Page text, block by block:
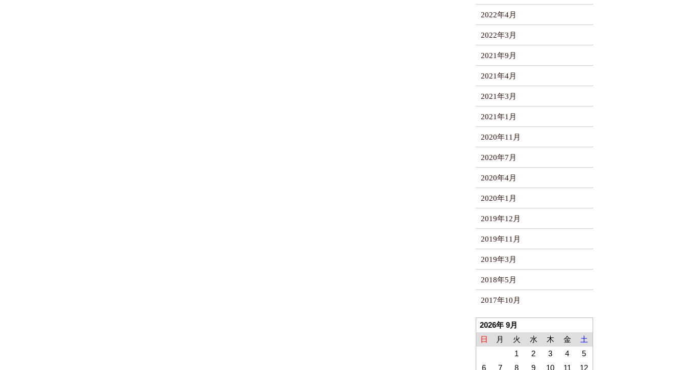
2022年4月
2022年3月
2021年9月
2021年4月
2021年3月
2021年1月
2020年11月
2020年7月
2020年4月
2020年1月
2019年12月
2019年11月
2019年3月
2018年5月
2017年10月
2026年 9月
日
月 火 水 木 金
土
1
2 3 4
5
6
7 8 9 10 11 12